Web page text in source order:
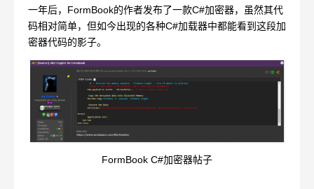
一年后，FormBook的作者发布了一款C#加密器，虽然其代
码相对简单，但如今出现的各种C#加载器中都能看到这段加
密器代码的影子。
FormBook C#加密器帖子